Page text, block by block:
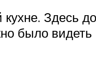
Здесь
было